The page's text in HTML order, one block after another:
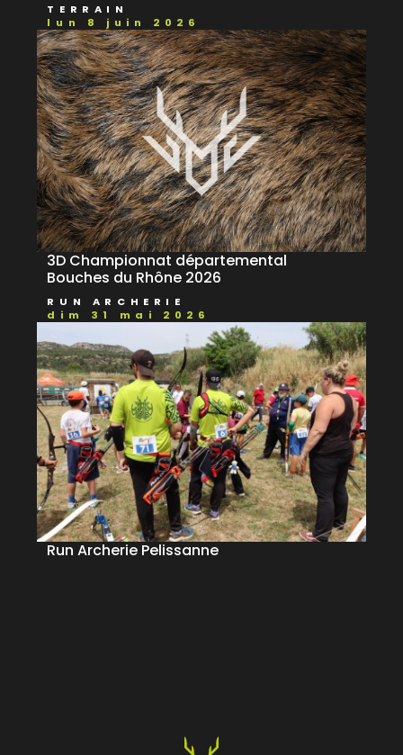
TERRAIN
lun 8 juin 2026
3D Championnat départemental
Bouches du Rhône 2026
RUN ARCHERIE
dim 31 mai 2026
Run Archerie Pelissanne